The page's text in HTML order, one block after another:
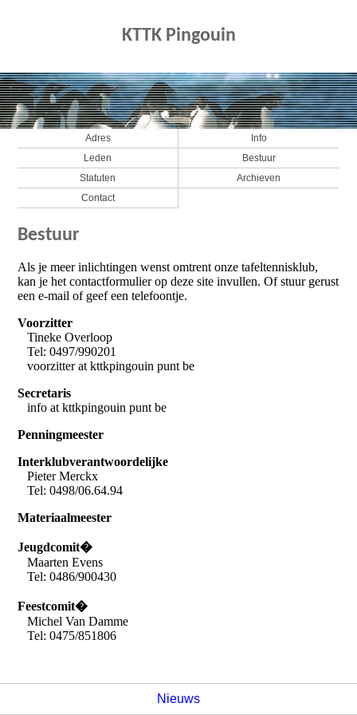
KTTK Pingouin
Adres
Info
Leden
Bestuur
Statuten
Archieven
Contact
Bestuur
Als je meer inlichtingen wenst omtrent onze tafeltennisklub,
kan je het contactformulier op deze site invullen. Of stuur gerust
een e-mail of geef een telefoontje.
Voorzitter
Tineke Overloop
Tel: 0497/990201
voorzitter at kttkpingouin punt be
Secretaris
info at kttkpingouin punt be
Penningmeester
Interklubverantwoordelijke
Pieter Merckx
Tel: 0498/06.64.94
Materiaalmeester
Jeugdcomit�
Maarten Evens
Tel: 0486/900430
Feestcomit�
Michel Van Damme
Tel: 0475/851806
Nieuws